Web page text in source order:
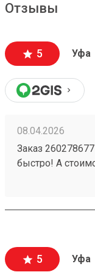
Отзывы
5 Уфа
08.04.2026
Заказ
быстро! А
5 Уфа